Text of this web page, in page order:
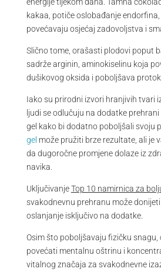
kakaa, potiče oslobađanje
povećavaju osjećaj zadovoljstva i
Slično tome, orašasti plodovi poput
sadrže arginin, aminokiselinu koja
dušikovog oksida i poboljšava protok
Iako su prirodni izvori hranjivih tvari
ljudi se odlučuju na dodatke
gel kako bi dodatno poboljšali svoju
gel može pružiti brze rezultate, ali je
da dugoročne promjene dolaze iz
navika.
UključivanjeTop 10 namirnica za
svakodnevnu prehranu može
oslanjanje isključivo na dodatke.
Osim što poboljšavaju fizičku snagu,
povećati mentalnu oštrinu i
vitalnog značaja za svakodnevne